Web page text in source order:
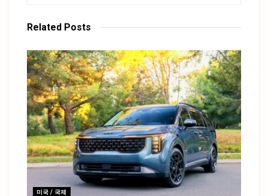
Related Posts
미국 / 국제